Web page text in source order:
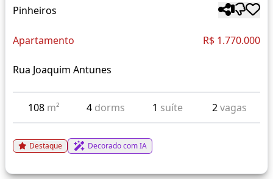
Pinheiros
Apartamento R$ 1.770.000
Rua Joaquim Antunes
108 m² 4 dorms 1 suíte 2vagas
Destaque Decorado com IA